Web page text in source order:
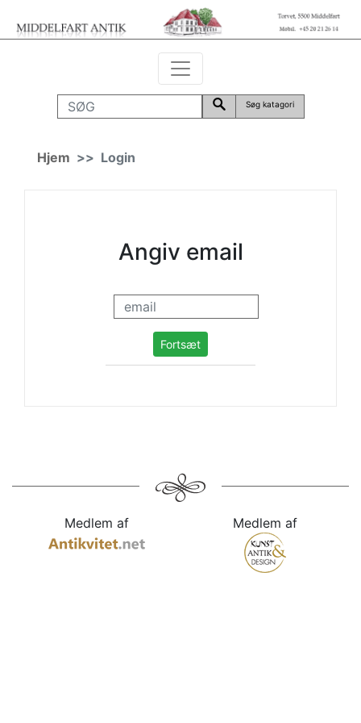
Søg katagori
Hjem Login
Angiv email
Medlem af Medlem af